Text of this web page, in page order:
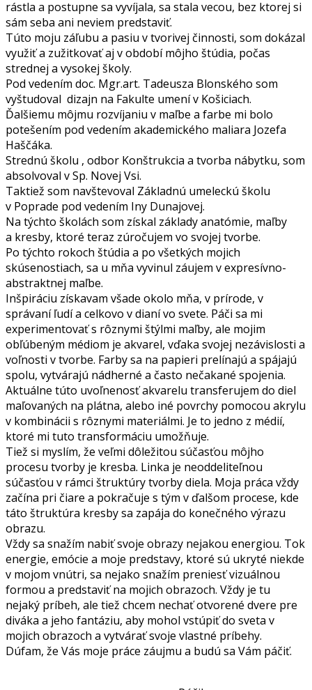
rástla a postupne sa vyvíjala, sa stala vecou, bez ktorej si
sám seba ani neviem predstaviť.
Túto moju záľubu a pasiu v tvorivej činnosti, som dokázal
využiť a zužitkovať aj v období môjho štúdia, počas
strednej a vysokej školy.
Pod vedením doc. Mgr.art. Tadeusza Blonského som
vyštudoval dizajn na Fakulte umení v Košiciach.
Ďalšiemu môjmu rozvíjaniu v maľbe a farbe mi bolo
potešením pod vedením akademického maliara Jozefa
Haščáka.
Strednú školu , odbor Konštrukcia a tvorba nábytku, som
absolvoval v Sp. Novej Vsi.
Taktiež som navštevoval Základnú umeleckú školu
v Poprade pod vedením Iny Dunajovej.
Na týchto školách som získal základy anatómie, maľby
a kresby, ktoré teraz zúročujem vo svojej tvorbe.
Po týchto rokoch štúdia a po všetkých mojich
skúsenostiach, sa u mňa vyvinul záujem v expresívno-
abstraktnej maľbe.
Inšpiráciu získavam všade okolo mňa, v prírode, v
správaní ľudí a celkovo v dianí vo svete. Páči sa mi
experimentovať s rôznymi štýlmi maľby, ale mojim
obľúbeným médiom je akvarel, vďaka svojej nezávislosti a
voľnosti v tvorbe. Farby sa na papieri prelínajú a spájajú
spolu, vytvárajú nádherné a často nečakané spojenia.
Aktuálne túto uvoľnenosť akvarelu transferujem do diel
maľovaných na plátna, alebo iné povrchy pomocou akrylu
v kombinácii s rôznymi materiálmi. Je to jedno z médií,
ktoré mi tuto transformáciu umožňuje.
Tiež si myslím, že veľmi dôležitou súčasťou môjho
procesu tvorby je kresba. Linka je neoddeliteľnou
súčasťou v rámci štruktúry tvorby diela. Moja práca vždy
začína pri čiare a pokračuje s tým v ďalšom procese, kde
táto štruktúra kresby sa zapája do konečného výrazu
obrazu.
Vždy sa snažím nabiť svoje obrazy nejakou energiou. Tok
energie, emócie a moje predstavy, ktoré sú ukryté niekde
v mojom vnútri, sa nejako snažím preniesť vizuálnou
formou a predstaviť na mojich obrazoch. Vždy je tu
nejaký príbeh, ale tiež chcem nechať otvorené dvere pre
diváka a jeho fantáziu, aby mohol vstúpiť do sveta v
mojich obrazoch a vytvárať svoje vlastné príbehy.
Dúfam, že Vás moje práce záujmu a budú sa Vám páčiť.